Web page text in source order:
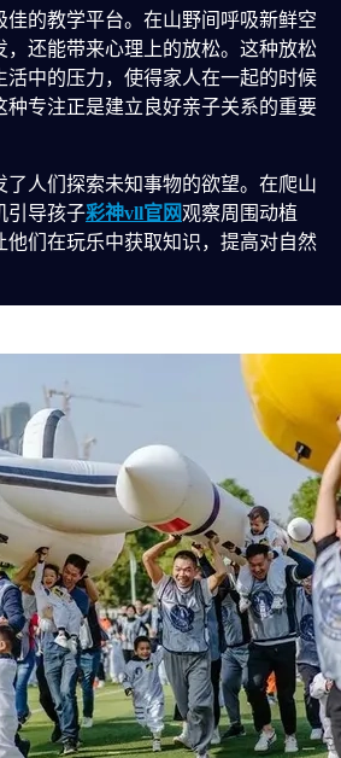
佳的教学平台。在山野间呼吸新鲜空
，还能带来心理上的放松。这种放松
活中的压力，使得家人在一起的时候
种专注正是建立良好亲子关系的重要
了人们探索未知事物的欲望。在爬山
引导孩子彩神vll官网观察周围动植
他们在玩乐中获取知识，提高对自然